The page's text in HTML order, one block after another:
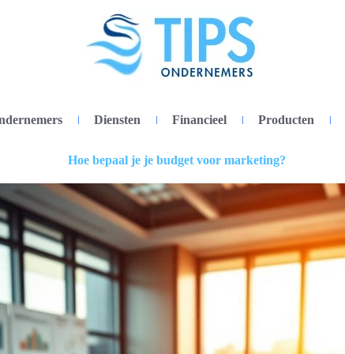
Diensten Financieel Producten
Hoe bepaal je je budget voor marketing?